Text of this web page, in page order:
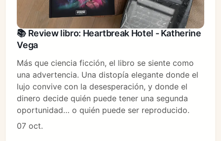
📚 Review libro: Heartbreak Hotel - Katherine
Vega
Más que ciencia ficción, el libro se siente como
una advertencia. Una distopía elegante donde el
lujo convive con la desesperación, y donde el
dinero decide quién puede tener una segunda
oportunidad… o quién puede ser reproducido.
07 oct.